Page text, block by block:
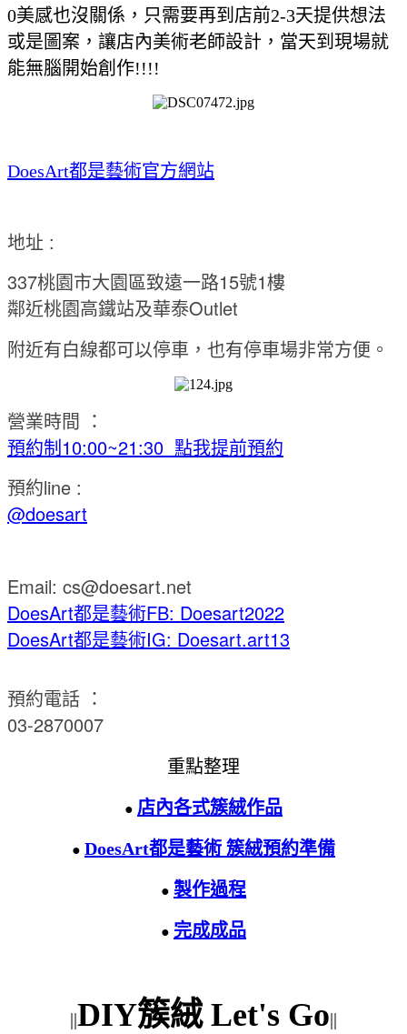
0美感也沒關係，只需要再到店前2-3天提供想法
或是圖案，讓店內美術老師設計，當天到現場就
能無腦開始創作!!!!
DoesArt都是藝術官方網站
地址 :
337桃園市大園區致遠一路15號1樓
鄰近桃園高鐵站及華泰Outlet
附近有白線都可以停車，也有停車場非常方便。
營業時間 ：
預約制10:00~21:30 點我提前預約
預約line :
@doesart
Email: cs@doesart.net
DoesArt都是藝術FB: Doesart2022
DoesArt都是藝術IG: Doesart.art13
預約電話 ：
03-2870007
重點整理
● 店內各式簇絨作品
● DoesArt都是藝術 簇絨預約準備
● 製作過程
● 完成成品
||DIY簇絨 Let's Go||